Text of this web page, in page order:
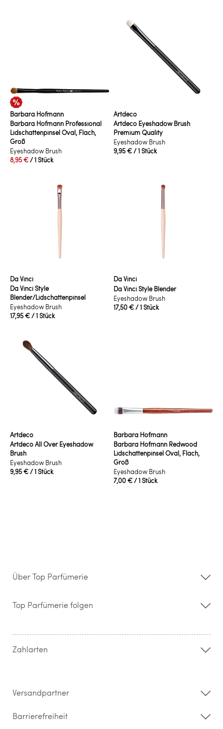
Barbara Hofmann
Barbara Hofmann Professional
Lidschattenpinsel Oval, Flach,
Groß
Eyeshadow Brush
8,95 €/ 1 Stück
Artdeco
Artdeco Eyeshadow Brush
Premium Quality
Eyeshadow Brush
9,95 €/ 1 Stück
Da Vinci
Da Vinci Style
Blender/Lidschattenpinsel
Eyeshadow Brush
17,95 €/ 1 Stück
Da Vinci
Da Vinci Style Blender
Eyeshadow Brush
17,50 €/ 1 Stück
Artdeco
Artdeco All Over Eyeshadow
Brush
Eyeshadow Brush
9,95 €/ 1 Stück
Barbara Hofmann
Barbara Hofmann Redwood
Lidschattenpinsel Oval, Flach,
Groß
Eyeshadow Brush
7,00 €/ 1 Stück
Über Top Parfümerie
Storefinder
Kontakt
Widerrufsrecht & Rückgabebedingungen
Top Parfümerie folgen
Zahlarten
Versandpartner
Barrierefreiheit